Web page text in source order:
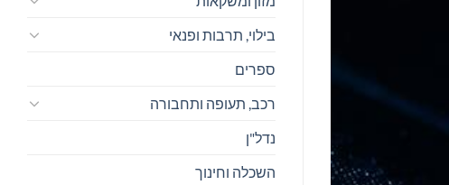
בילוי, תרבות ופנאי
ספרים
רכב, תעופה ותחבורה
נדל"ן
השכלה וחינוך